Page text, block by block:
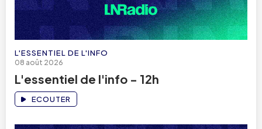
L'ESSENTIEL DE L'INFO
08 août 2026
L'essentiel de l'info - 12h
ECOUTER